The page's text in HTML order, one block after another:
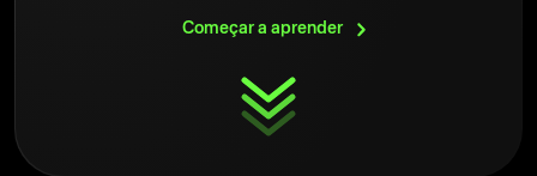
Começar a aprender